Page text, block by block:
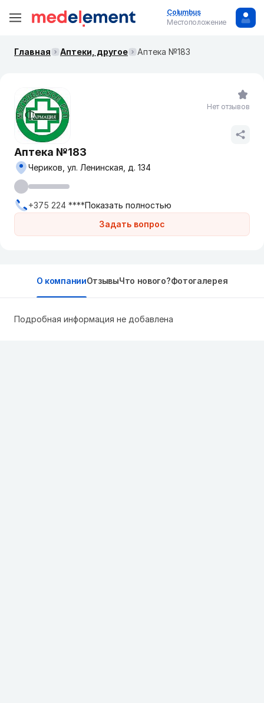
Columbus
Местоположение
Главная Аптеки, другое Аптека №183
Аптека №183
Задать вопрос
Чериков, ул. Ленинская, д. 134
+375 224 ****Показать полностью
Нет отзывов
О компанииОтзывыЧто нового?Фотогалерея
Подробная информация не добавлена